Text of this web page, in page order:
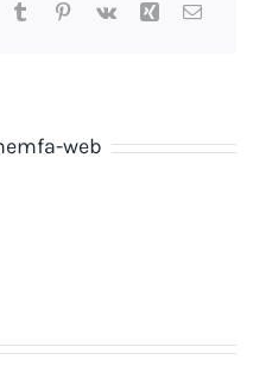
Tumblr Pinterest
Vk Xing Email
web